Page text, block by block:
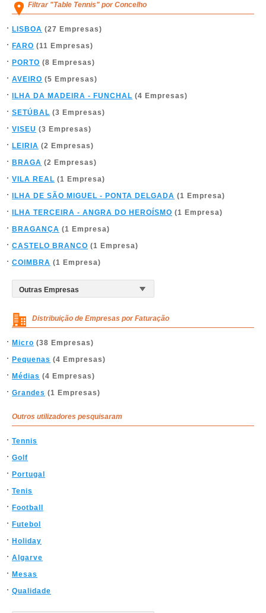
Filtrar "Table Tennis" por Concelho
LISBOA (27 Empresas)
FARO (11 Empresas)
PORTO (8 Empresas)
AVEIRO (5 Empresas)
ILHA DA MADEIRA - FUNCHAL (4 Empresas)
SETÚBAL (3 Empresas)
VISEU (3 Empresas)
LEIRIA (2 Empresas)
BRAGA (2 Empresas)
VILA REAL (1 Empresa)
ILHA DE SÃO MIGUEL - PONTA DELGADA (1 Empresa)
ILHA TERCEIRA - ANGRA DO HEROÍSMO (1 Empresa)
BRAGANÇA (1 Empresa)
CASTELO BRANCO (1 Empresa)
COIMBRA (1 Empresa)
Distribuição de Empresas por Faturação
Micro (38 Empresas)
Pequenas (4 Empresas)
Médias (4 Empresas)
Grandes (1 Empresas)
Outros utilizadores pesquisaram
Tennis
Golf
Portugal
Tenis
Football
Futebol
Holiday
Algarve
Mesas
Qualidade